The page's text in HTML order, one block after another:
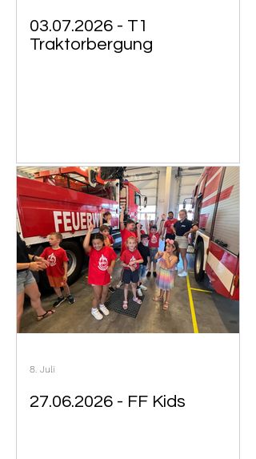
03.07.2026 - T1
Traktorbergung
27.06.2026 - FF Kids
8. Juli